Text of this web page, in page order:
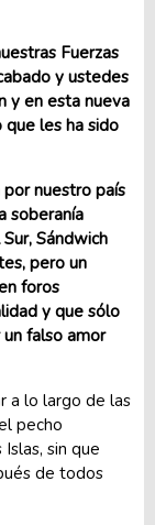
Fuerzas
y ustedes
y en esta nueva
les ha sido
nuestro país
soberanía
Sándwich
pero un
foros
y que sólo
falso amor
a lo largo de las
pecho
sin que
de todos